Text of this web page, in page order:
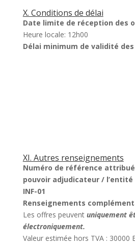
X. Conditions de délai
Date limite de réception des
Heure locale: 12h00
Délai minimum de validité
XI. Autres renseignements
Numéro de référence
pouvoir adjudicateur /
INF-01
Renseignements
Les offres peuvent uniquement
électroniquement.
Valeur estimée hors TVA : 30000